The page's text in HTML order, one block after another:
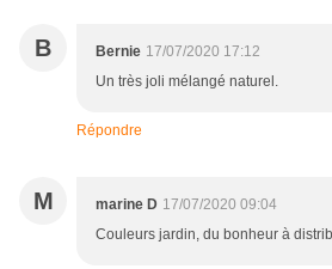
B Bernie 17/07/2020 17:12
Un très joli mélangé naturel.
Répondre
M marine D 17/07/2020 09:04
Couleurs jardin, du bonheur à